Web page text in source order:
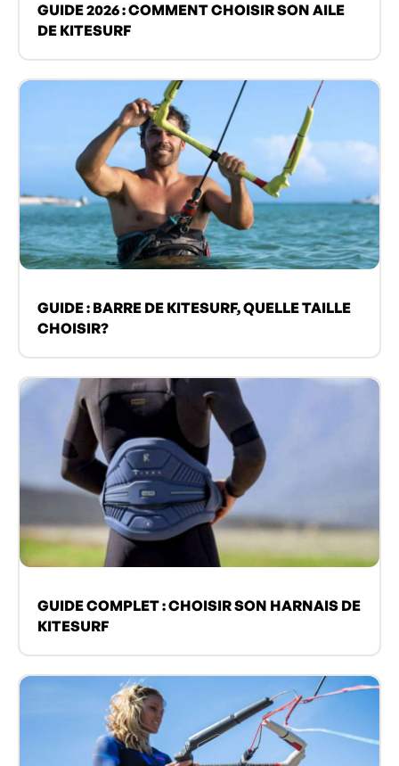
GUIDE 2026 : COMMENT CHOISIR SON AILE
DE KITESURF
GUIDE : BARRE DE KITESURF, QUELLE TAILLE
CHOISIR?
GUIDE COMPLET : CHOISIR SON HARNAIS DE
KITESURF